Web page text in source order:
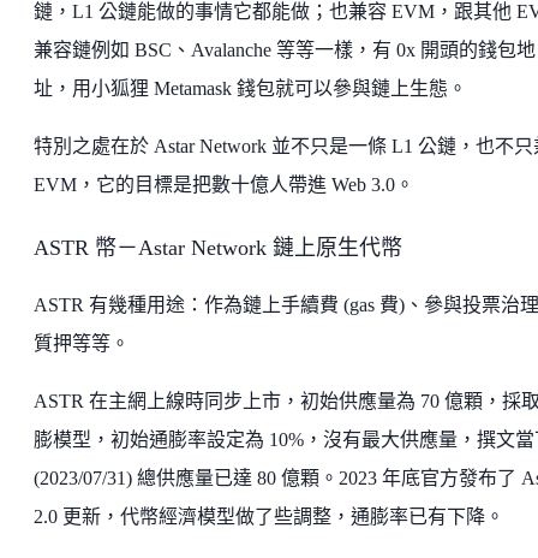
鏈，L1 公鏈能做的事情它都能做；也兼容 EVM，跟其他
兼容鏈例如 BSC、Avalanche 等等一樣，有 0x 開頭的錢包地
址，用小狐狸 Metamask 錢包就可以參與鏈上生態。
特別之處在於 Astar Network 並不只是一條 L1 公鏈，也不只
EVM，它的目標是把數十億人帶進 Web 3.0。
ASTR 幣－Astar Network 鏈上原生代幣
ASTR 有幾種用途：作為鏈上手續費 (gas 費)、參與投票治
質押等等。
ASTR 在主網上線時同步上市，初始供應量為 70 億顆，採
膨模型，初始通膨率設定為 10%，沒有最大供應量，撰文當
(2023/07/31) 總供應量已達 80 億顆。2023 年底官方發布了
2.0 更新，代幣經濟模型做了些調整，通膨率已有下降。